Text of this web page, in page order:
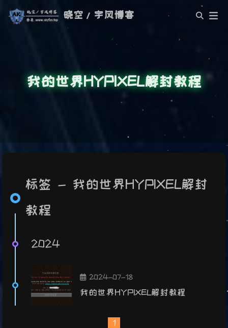
晓空/宇风博客
我的世界HYPIXEL解封教程
标签 - 我的世界HYPIXEL解封
教程
2024
2024-07-18
我的世界HYPIXEL解封教程
1